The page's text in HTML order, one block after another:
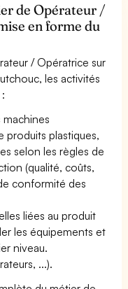
de Opérateur /
en forme du
/ Opératrice sur
les activités
machines
produits plastiques,
selon les règles de
(qualité, coûts,
conformité des
liées au produit
les équipements et
niveau.
...).